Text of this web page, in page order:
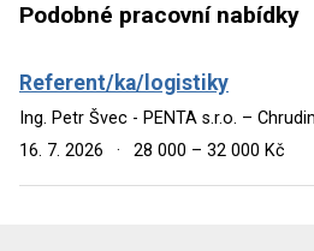
Podobné pracovní nabídky
Referent/ka/logistiky
Ing. Petr Švec - PENTA s.r.o. –
16. 7. 2026
· 28 000 – 32 000 Kč